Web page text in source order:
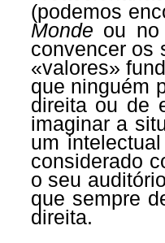
(podemos
Monde ou
convencer os
«valores»
que ninguém
direita ou de
imaginar a
um
considerado
o seu
que sempre
direita.